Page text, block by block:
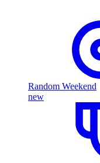
Random Weekend
new